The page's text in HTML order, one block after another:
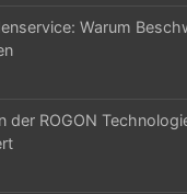
Warum
der ROGON